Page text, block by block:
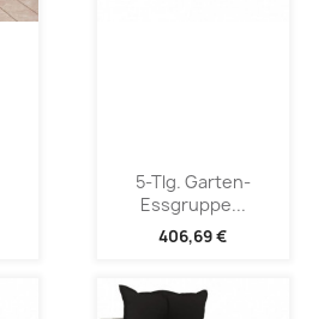
5-Tlg. Garten-
Essgruppe...
406,69 €